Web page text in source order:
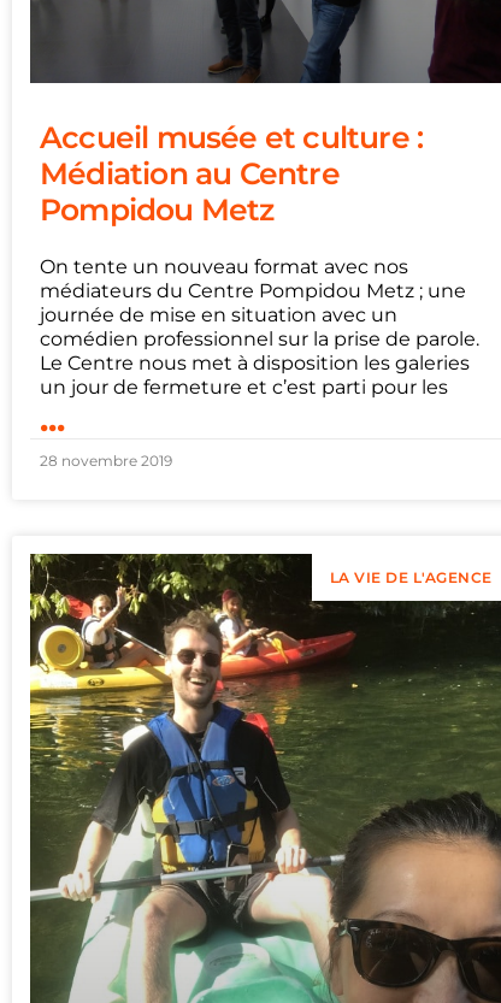
Accueil musée et culture :
Médiation au Centre
Pompidou Metz
On tente un nouveau format avec nos
médiateurs du Centre Pompidou Metz ; une
journée de mise en situation avec un
comédien professionnel sur la prise de parole.
Le Centre nous met à disposition les galeries
un jour de fermeture et c’est parti pour les
...
28 novembre 2019
LA VIE DE L'AGENCE